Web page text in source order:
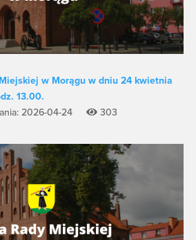
w Morągu w dniu 24 kwietnia
13.00.
2026-04-24
303